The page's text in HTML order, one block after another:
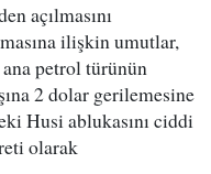
açılmasını
ilişkin umutlar,
ana petrol türünün
2 dolar gerilemesine
Husi ablukasını ciddi
olarak